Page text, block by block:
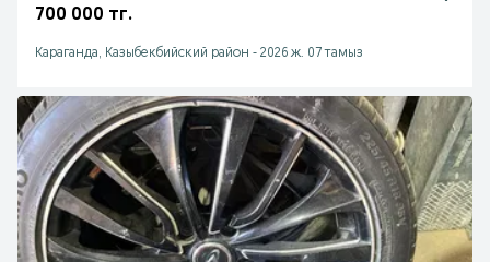
700 000 тг.
Караганда, Казыбекбийский район - 2026 ж. 07 тамыз